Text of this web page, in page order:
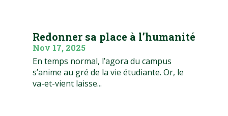
Redonner sa place à l’humanité
Nov 17, 2025
En temps normal, l’agora du campus
s’anime au gré de la vie étudiante. Or, le
va-et-vient laisse...